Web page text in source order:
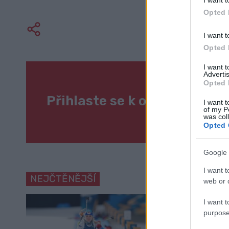
Opted
I want
Opted
I want
Opted
I want
of my
was
Opted
Google
I want
web or
I want
Přihlaste se k odběru
NEJČTĚNĚJŠÍ